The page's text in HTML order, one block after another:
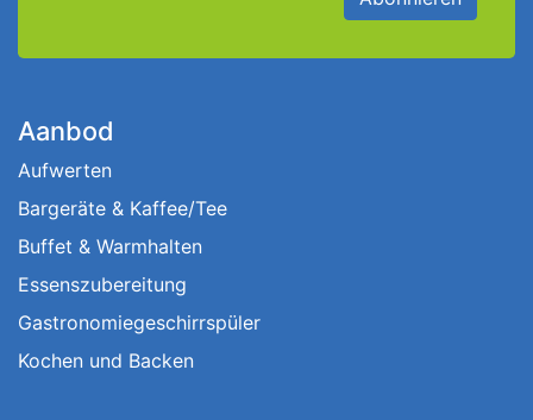
Aanbod
Aufwerten
Bargeräte & Kaffee/Tee
Buffet & Warmhalten
Essenszubereitung
Gastronomiegeschirrspüler
Kochen und Backen